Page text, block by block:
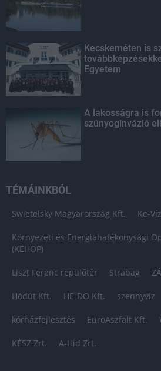
Kecskeméten is
Egyetem
A lakosságra is
szúnyoginvázió
TÉMÁINKBÓL
Swietelsky Magyarország Kft. Ke-
Környezeti és Energiahatékonysági
(KEHOP)
Liszt Ferenc repülőtér Strabag
Hódút Kft. HE-DO Kft. szennyvíz
kórházfejlesztés EuroAszfalt Kft.
KÉSZ Zrt. A-Híd Zrt.